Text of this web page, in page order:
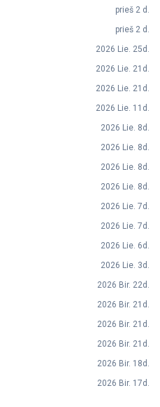
prieš 2 d.
prieš 2 d.
2026 Lie. 25d.
2026 Lie. 21d.
2026 Lie. 21d.
2026 Lie. 11d.
2026 Lie. 8d.
2026 Lie. 8d.
2026 Lie. 8d.
2026 Lie. 8d.
2026 Lie. 7d.
2026 Lie. 7d.
2026 Lie. 6d.
2026 Lie. 3d.
2026 Bir. 22d.
2026 Bir. 21d.
2026 Bir. 21d.
2026 Bir. 21d.
2026 Bir. 18d.
2026 Bir. 17d.